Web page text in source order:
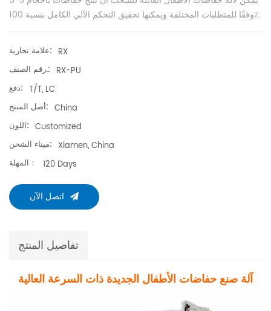
وفقًا للمتطلبات المختلفة ويمكنها تحقيق التحكم الآلي الكامل بنسبة 100٪.
علامة تجارية: RX
رقم الصنف.: RX-PU
دفع: T/T, LC
أصل المنتج: China
اللون: Customized
ميناء الشحن: Xiamen, China
المهلة：
120 Days
اتصل الآن
تفاصيل المنتج
آلة صنع حفاضات الأطفال الجديدة ذات السرعة العالية